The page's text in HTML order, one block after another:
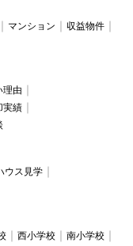
マンション
収益物件
理由
実績
ウス見学
西小学校
南小学校